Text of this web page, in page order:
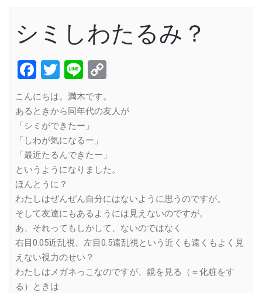
シミしわたるみ？
Facebook
Twitter
Line
こんにちは。満木です。
あるときから同年代の友人が
「シミができたー」
「しわが気になるー」
「最近たるんできたー」
というようになりました。
ほんとうに？
わたしはぜんぜん自分にはないように思うのですが。
そして友達にもあるようには見えないのですが。
あ、それってもしかして、ないのではなく
右目0.05近乱視、左目0.5遠乱視という近くも遠くもよく見
えない視力のせい？
わたしはメガネっこなのですが、鏡を見る（＝化粧をす
る）ときは